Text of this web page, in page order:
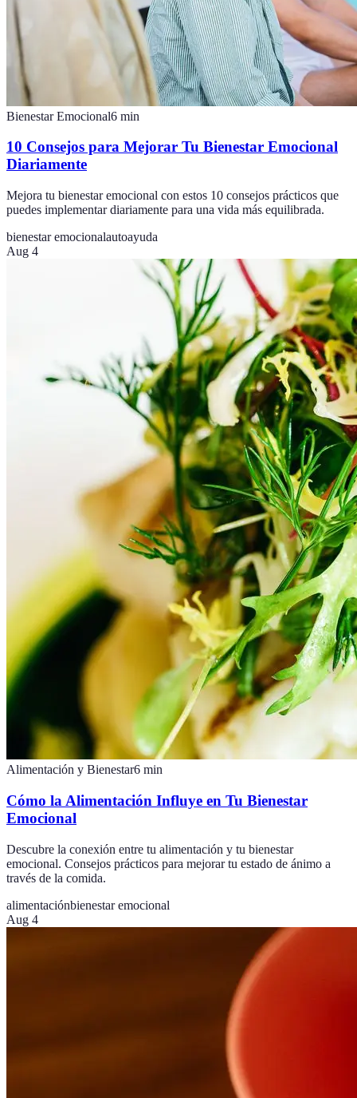
Bienestar Emocional6 min
10 Consejos para Mejorar Tu Bienestar Emocional
Diariamente
Mejora tu bienestar emocional con estos 10 consejos prácticos que
puedes implementar diariamente para una vida más equilibrada.
bienestar emocionalautoayuda
Aug 4
Alimentación y Bienestar6 min
Cómo la Alimentación Influye en Tu Bienestar
Emocional
Descubre la conexión entre tu alimentación y tu bienestar
emocional. Consejos prácticos para mejorar tu estado de ánimo a
través de la comida.
alimentaciónbienestar emocional
Aug 4